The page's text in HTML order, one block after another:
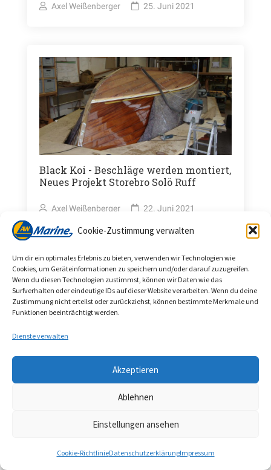
Cookie-Zustimmung verwalten
Um dir ein optimales Erlebnis zu bieten, verwenden wir Technologien wie
Cookies, um Geräteinformationen zu speichern und/oder darauf zuzugreifen.
Wenn du diesen Technologien zustimmst, können wir Daten wie das
Surfverhalten oder eindeutige IDs auf dieser Website verarbeiten. Wenn du deine
Zustimmung nicht erteilst oder zurückziehst, können bestimmte Merkmale und
Funktionen beeinträchtigt werden.
Dienste verwalten
Akzeptieren
Ablehnen
Einstellungen ansehen
Cookie-RichtlinieDatenschutzerklärungImpressum
Axel Weißenberger 25. Juni 2021
Black Koi - Beschläge werden montiert,
Neues Projekt Storebro Solö Ruff
Axel Weißenberger 22. Juni 2021
5m-Goat Island Skiff -
Sitzverbreiterungen